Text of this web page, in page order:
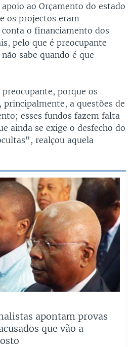
ao Orçamento do estado
os projectos eram
o financiamento dos
pelo que é preocupante
sabe quando é que
porque os
principalmente, a questões de
esses fundos fazem falta
ainda se exige o desfecho do
realçou aquela
apontam provas
que vão a